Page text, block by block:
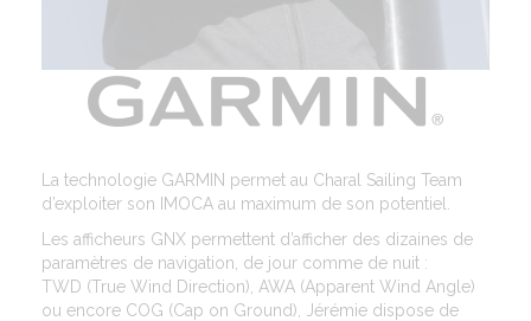
La technologie GARMIN permet au Charal Sailing Team
d’exploiter son IMOCA au maximum de son potentiel.
Les afficheurs GNX permettent d’afficher des dizaines de
paramètres de navigation, de jour comme de nuit :
TWD (True Wind Direction), AWA (Apparent Wind Angle)
ou encore COG (Cap on Ground), Jérémie dispose de